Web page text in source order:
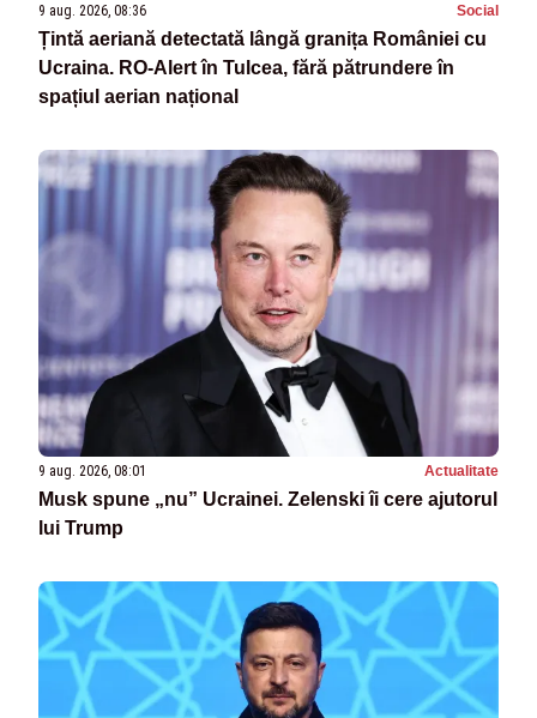
9 aug. 2026, 08:36 Social
Țintă aeriană detectată lângă granița României cu
Ucraina. RO-Alert în Tulcea, fără pătrundere în
spațiul aerian național
9 aug. 2026, 08:01 Actualitate
Musk spune „nu” Ucrainei. Zelenski îi cere ajutorul
lui Trump